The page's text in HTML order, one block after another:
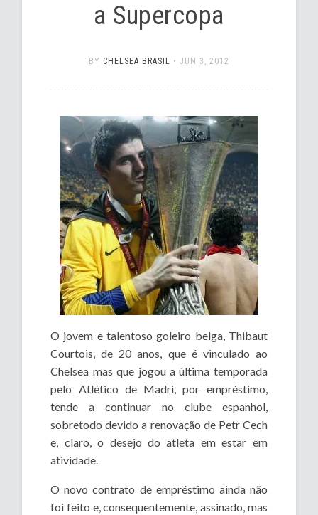
a Supercopa
BY CHELSEA BRASIL • JUN 3, 2012
O jovem e talentoso goleiro belga, Thibaut
Courtois, de 20 anos, que é vinculado ao
Chelsea mas que jogou a última temporada
pelo Atlético de Madri, por empréstimo,
tende a continuar no clube espanhol,
sobretodo devido a renovação de Petr Cech
e, claro, o desejo do atleta em estar em
atividade.
O novo contrato de empréstimo ainda não
foi feito e, consequentemente, assinado, mas